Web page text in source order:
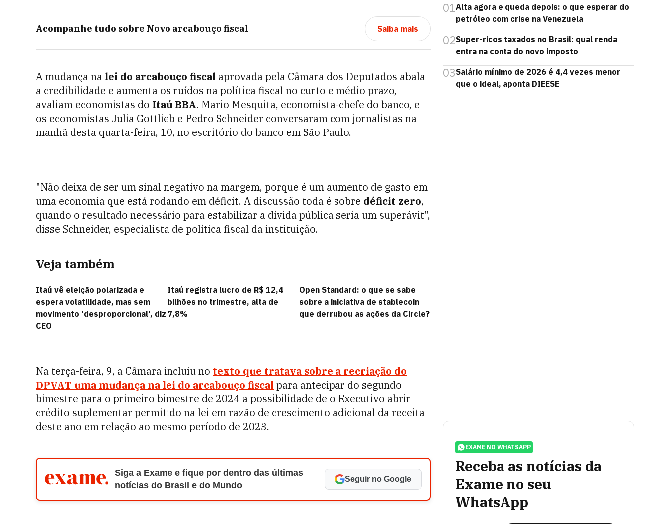
Acompanhe tudo sobre Novo arcabouço fiscal Saiba mais
A mudança na lei do arcabouço fiscal aprovada pela Câmara dos Deputados abala
a credibilidade e aumenta os ruídos na política fiscal no curto e médio prazo,
avaliam economistas do Itaú BBA. Mario Mesquita, economista-chefe do banco, e
os economistas Julia Gottlieb e Pedro Schneider conversaram com jornalistas na
manhã desta quarta-feira, 10, no escritório do banco em São Paulo.
"Não deixa de ser um sinal negativo na margem, porque é um aumento de gasto em
uma economia que está rodando em déficit. A discussão toda é sobre déficit zero,
quando o resultado necessário para estabilizar a dívida pública seria um superávit",
disse Schneider, especialista de política fiscal da instituição.
Veja também
Itaú vê eleição polarizada e
espera volatilidade, mas sem
movimento 'desproporcional', diz
CEO
Itaú registra lucro de R$ 12,4
bilhões no trimestre, alta de
7,8%
Open Standard: o que se sabe
sobre a iniciativa de stablecoin
que derrubou as ações da Circle?
Na terça-feira, 9, a Câmara incluiu no texto que tratava sobre a recriação do
DPVAT uma mudança na lei do arcabouço fiscal para antecipar do segundo
bimestre para o primeiro bimestre de 2024 a possibilidade de o Executivo abrir
crédito suplementar permitido na lei em razão de crescimento adicional da receita
deste ano em relação ao mesmo período de 2023.
Siga a Exame e fique por dentro das últimas
notícias do Brasil e do Mundo
Seguir no Google
01Alta agora e queda depois: o que esperar do
petróleo com crise na Venezuela
02Super-ricos taxados no Brasil: qual renda
entra na conta do novo imposto
03Salário mínimo de 2026 é 4,4 vezes menor
que o ideal, aponta DIEESE
EXAME NO WHATSAPP
Receba as notícias da
Exame no seu
WhatsApp